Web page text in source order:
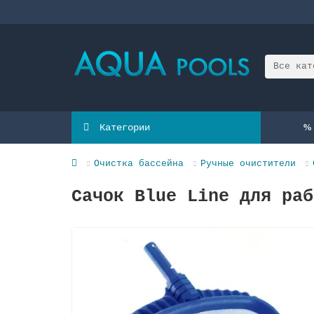
Все
Категории
Очистка бассейна Ручные очистители
Сачок Blue Line для